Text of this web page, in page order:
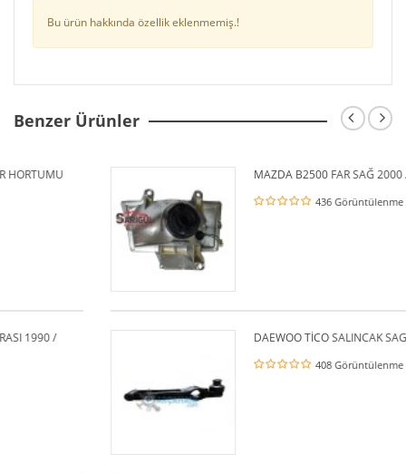
Bu ürün hakkında özellik eklenmemiş.!
Benzer Ürünler
MAZDA B2500 FAR SAĞ 2000 / 2006
436 Görüntülenme
DAEWOO TİCO SALINCAK SAG 1985 -
408 Görüntülenme